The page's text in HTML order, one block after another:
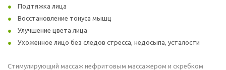
Подтяжка лица
Восстановление тонуса мышц
Улучшение цвета лица
Ухоженное лицо без следов стресса, недосыпа, усталости
Стимулирующий массаж нефритовым массажером и скребком